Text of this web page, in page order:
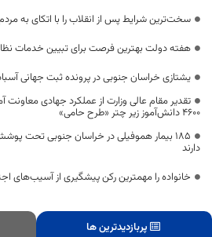
سخت‌ترین شرایط پس از انقلاب را با اتکای به
هفته دولت بهترین فرصت برای تبیین خدمات
یشتازی خراسان جنوبی در پرونده ثبت جهانی
تقدیر مقام عالی وزارت از عملکرد جهادی
۴۶۰۰ دانش‌آموز زیر چتر «طرح حامی»
۱۸۵ بیمار هموفیلی در خراسان جنوبی تحت
دارند
خانواده را مهمترین رکن پیشگیری از آسیب‌های
پربازدیدترین ها